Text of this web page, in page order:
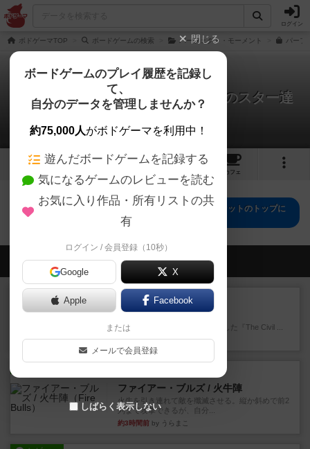
ログイン
ボドゲーマTOP ボードゲームの検索 パーフェクト・モーメント パーフ
パーフェクト・モーメント：銀幕のスター達
拡張セット
0件の戦略やコツ
カフェ
パーフェクト・モーメント：銀幕のスター達拡張セットのトップに
会員の新しい投稿
レビュー
南北戦争
1983年にVictory Gamesが出版した『The Civil ...
約1時間前by Chaco
ファイアー・ブルズ / 火牛陣
火牛を引き連れて敵を殲滅させる。縦か斜めで前2
列まで攻撃できるが、自分...
約3時間前 by うらまこ
閉じる
ボードゲームのプレイ履歴を記録し
て、
自分のデータを管理しませんか？
約75,000人がボドゲーマを利用中！
遊んだボードゲームを記録する
気になるゲームのレビューを読む
お気に入り作品・所有リストの共
有
ログイン / 会員登録（10秒）
Google X
Apple Facebook
または
メールで会員登録
しばらく表示しない